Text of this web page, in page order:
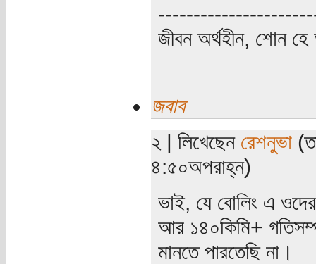
জীবন অর্থহীন, শোন হে
জবাব
২ | লিখেছেন রেশনুভা
৪:৫০অপরাহ্ন)
ভাই, যে বোলিং এ
আর ১৪০কিমি+
মানতে পারতেছি না।